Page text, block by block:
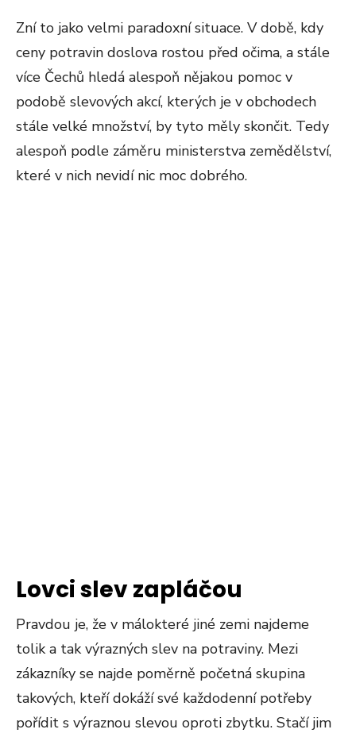
Zní to jako velmi paradoxní situace. V době, kdy
ceny potravin doslova rostou před očima, a stále
více Čechů hledá alespoň nějakou pomoc v
podobě slevových akcí, kterých je v obchodech
stále velké množství, by tyto měly skončit. Tedy
alespoň podle záměru ministerstva zemědělství,
které v nich nevidí nic moc dobrého.
Lovci slev zapláčou
Pravdou je, že v málokteré jiné zemi najdeme
tolik a tak výrazných slev na potraviny. Mezi
zákazníky se najde poměrně početná skupina
takových, kteří dokáží své každodenní potřeby
pořídit s výraznou slevou oproti zbytku. Stačí jim